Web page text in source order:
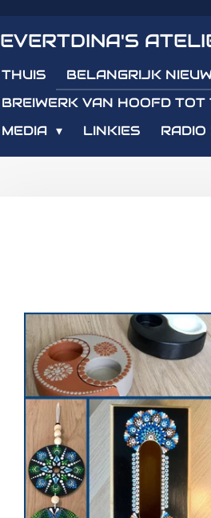
EVERTDINA'S
THUIS BELANGRIJK
BREIWERK VAN HOOFD TOT
MEDIA
LINKIES RADIO